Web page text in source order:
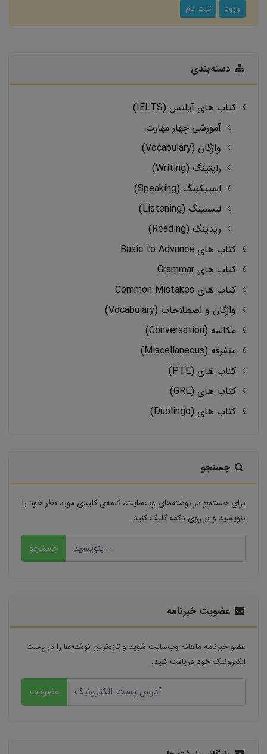
ورود ثبت نام
دسته‌بندی
کتاب های آیلتس (IELTS)
آموزشی چهار مهارت
واژگان (Vocabulary)
رایتینگ (Writing)
اسپیکینگ (Speaking)
لیسنینگ (Listening)
ریدینگ (Reading)
کتاب های Basic to Advance
کتاب های Grammar
کتاب های Common Mistakes
واژگان و اصطلاحات (Vocabulary)
مکالمه (Conversation)
متفرقه (Miscellaneous)
کتاب های (PTE)
کتاب های (GRE)
کتاب های (Duolingo)
جستجو
برای جستجو در نوشته‌های وب‌سایت، کلمه‌ی کلیدی مورد نظر خود را
بنویسید و بر روی دکمه کلیک کنید.
جستجو
عضویت خبرنامه
عضو خبرنامه ماهانه وب‌سایت شوید و تازه‌ترین نوشته‌ها را در پست
الکترونیک خود دریافت کنید.
عضویت